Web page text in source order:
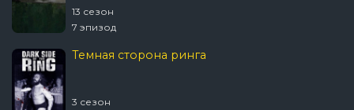
13 сезон
7 эпизод
Темная сторона ринга
3 сезон